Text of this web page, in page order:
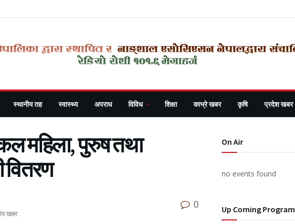
स्थानीय तह स्वास्थ्य अपराध विविध शिक्षा काभ्रे खबर कृषि प्रदेश खबर
महिला, पुरुष तथा
वितरण
खबर
0
On Air
no events found
Up Coming Program